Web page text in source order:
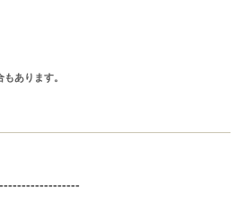
あります。